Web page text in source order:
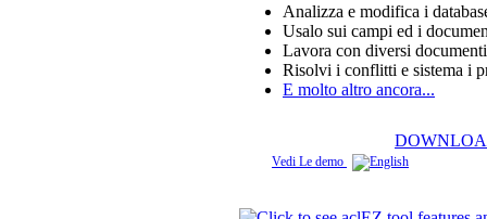
Analizza e modifica i
Usalo sui campi ed i
Lavora con diversi
Risolvi i conflitti e sistema i
E molto altro ancora...
Vedi Le demo